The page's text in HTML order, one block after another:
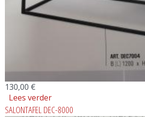
130,00 €
Lees verder
SALONTAFEL DEC-8000